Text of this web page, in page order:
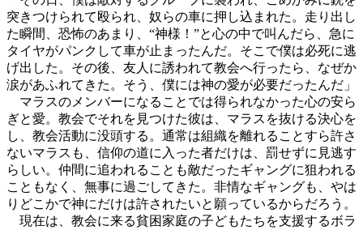
突きつけられて殴られ、奴らの車に押し込まれた。走り出し
た瞬間、恐怖のあまり、“神様！”と心の中で叫んだら、急に
タイヤがパンクして車が止まったんだ。そこで僕は必死に逃
げ出した。その後、友人に誘われて教会へ行ったら、なぜか
涙があふれてきた。そう、僕には神の愛が必要だったんだ」
マラスのメンバーになることでは得られなかった心の安ら
ぎと愛。教会でそれを見つけた彼は、マラスを抜ける決心を
し、教会活動に没頭する。通常は組織を離れることすら許さ
ないマラスも、信仰の道に入った者だけは、罰せずに見逃す
らしい。仲間に追われることも敵だったギャングに狙われる
こともなく、無事に過ごしてきた。非情なギャングも、やは
りどこかで神にだけは許されたいと願っているからだろう。
現在は、教会に来る貧困家庭の子どもたちを支援するボラ